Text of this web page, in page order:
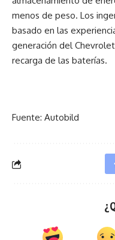
menos de peso. Los
basado en las
generación del
recarga de las
Fuente: Autobild